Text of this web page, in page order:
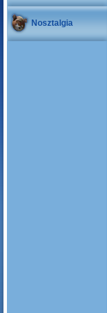
Nosztalgia